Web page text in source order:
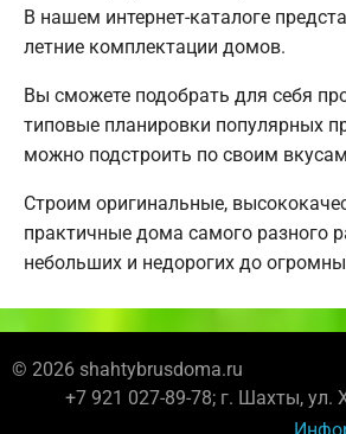
В нашем интернет-каталоге
летние комплектации домов.
Вы сможете подобрать для себя
типовые планировки популярных
можно подстроить по своим
Строим оригинальные,
практичные дома самого разного
небольших и недорогих до
© 2026 shahtybrusdoma.ru
+7 921 027-89-78; г. Шахты, ул.